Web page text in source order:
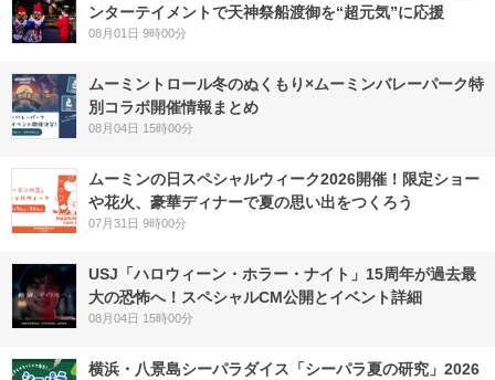
ンターテイメントで天神祭船渡御を“超元気”に応援
08月01日 9時00分
ムーミントロール冬のぬくもり×ムーミンバレーパーク特
別コラボ開催情報まとめ
08月04日 15時00分
ムーミンの日スペシャルウィーク2026開催！限定ショー
や花火、豪華ディナーで夏の思い出をつくろう
07月31日 9時00分
USJ「ハロウィーン・ホラー・ナイト」15周年が過去最
大の恐怖へ！スペシャルCM公開とイベント詳細
08月04日 15時00分
横浜・八景島シーパラダイス「シーパラ夏の研究」2026